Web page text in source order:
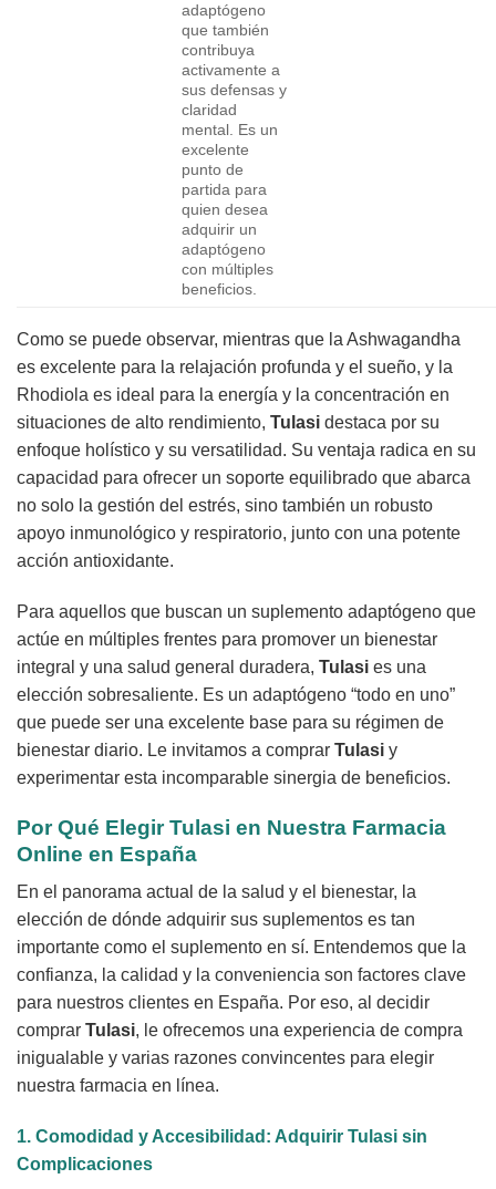
adaptógeno
que también
contribuya
activamente a
sus defensas y
claridad
mental. Es un
excelente
punto de
partida para
quien desea
adquirir un
adaptógeno
con múltiples
beneficios.
Como se puede observar, mientras que la Ashwagandha
es excelente para la relajación profunda y el sueño, y la
Rhodiola es ideal para la energía y la concentración en
situaciones de alto rendimiento, Tulasi destaca por su
enfoque holístico y su versatilidad. Su ventaja radica en su
capacidad para ofrecer un soporte equilibrado que abarca
no solo la gestión del estrés, sino también un robusto
apoyo inmunológico y respiratorio, junto con una potente
acción antioxidante.
Para aquellos que buscan un suplemento adaptógeno que
actúe en múltiples frentes para promover un bienestar
integral y una salud general duradera, Tulasi es una
elección sobresaliente. Es un adaptógeno “todo en uno”
que puede ser una excelente base para su régimen de
bienestar diario. Le invitamos a comprar Tulasi y
experimentar esta incomparable sinergia de beneficios.
Por Qué ElegirTulasi en Nuestra Farmacia
Online en España
En el panorama actual de la salud y el bienestar, la
elección de dónde adquirir sus suplementos es tan
importante como el suplemento en sí. Entendemos que la
confianza, la calidad y la conveniencia son factores clave
para nuestros clientes en España. Por eso, al decidir
comprar Tulasi, le ofrecemos una experiencia de compra
inigualable y varias razones convincentes para elegir
nuestra farmacia en línea.
1. Comodidad y Accesibilidad: Adquirir Tulasi sin
Complicaciones